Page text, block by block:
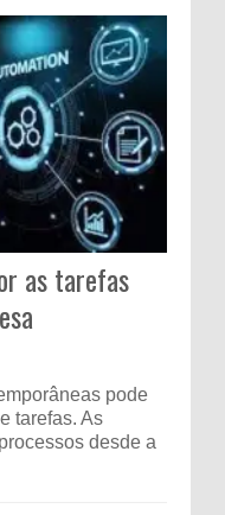
as tarefas
pode
tarefas. As
desde a